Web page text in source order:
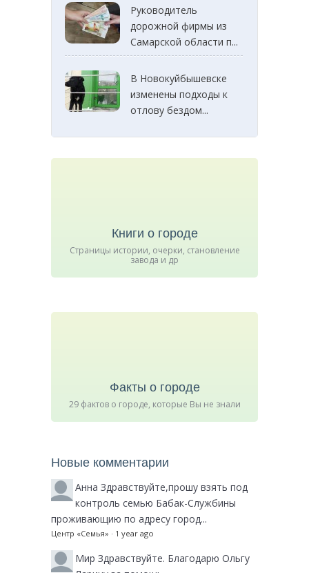
Руководитель
дорожной фирмы из
Самарской области п...
В Новокуйбышевске
изменены подходы к
отлову бездом...
Книги о городе
Страницы истории, очерки, становление
завода и др
Факты о городе
29 фактов о городе, которые Вы не знали
Новые комментарии
Анна Здравствуйте,прошу взять под
контроль семью Бабак-Службины
проживающию по адресу город...
Центр «Семья» · 1 year ago
Мир Здравствуйте. Благодарю Ольгу